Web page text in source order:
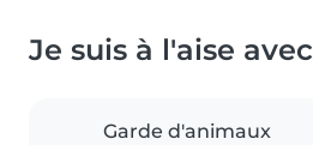
Je suis à l'aise avec
Garde d'animaux